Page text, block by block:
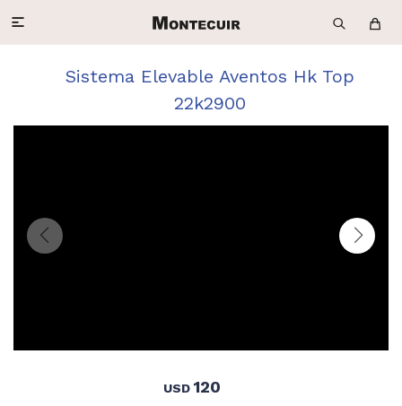

Sistema Elevable Aventos Hk Top
22k2900
USD 120